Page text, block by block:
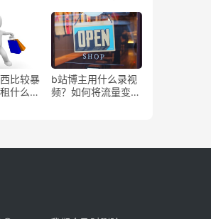
比较暴
什么更
b站博主用什么录视
频？如何将流量变